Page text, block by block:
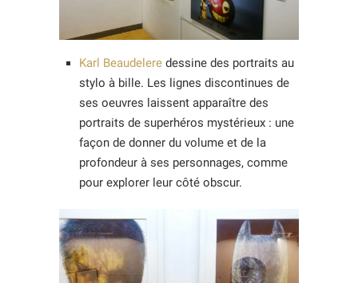
Karl Beaudelere dessine des portraits au
stylo à bille. Les lignes discontinues de
ses oeuvres laissent apparaître des
portraits de superhéros mystérieux : une
façon de donner du volume et de la
profondeur à ses personnages, comme
pour explorer leur côté obscur.